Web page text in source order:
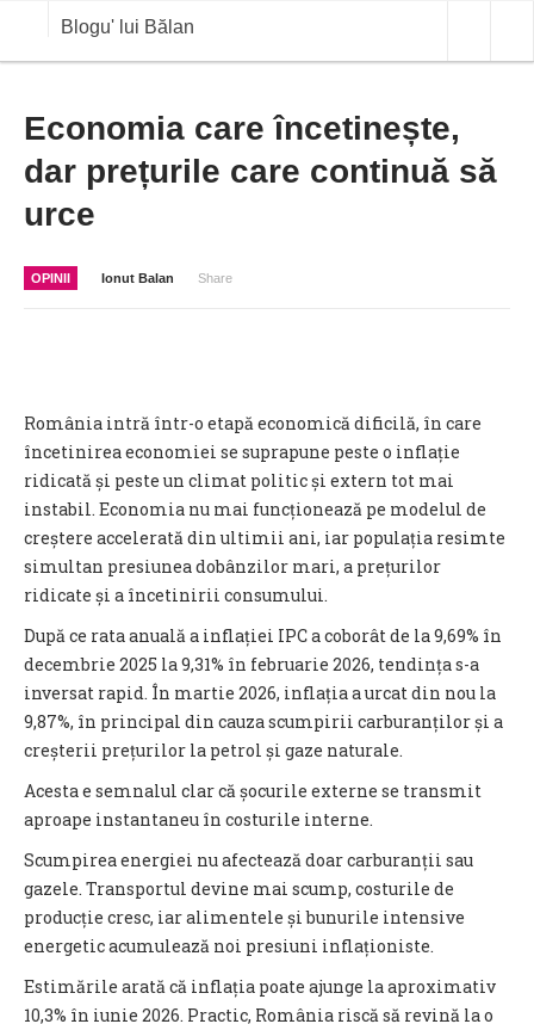
Blogu' lui Bălan
ANALIZE
BLOG IN DIALOG
Economia care încetinește,
dar prețurile care continuă să
urce
OPINII Ionut Balan Share
România intră într-o etapă economică dificilă, în care
încetinirea economiei se suprapune peste o inflație
ridicată și peste un climat politic și extern tot mai
instabil. Economia nu mai funcționează pe modelul de
creștere accelerată din ultimii ani, iar populația resimte
simultan presiunea dobânzilor mari, a prețurilor
ridicate și a încetinirii consumului.
După ce rata anuală a inflației IPC a coborât de la 9,69% în
decembrie 2025 la 9,31% în februarie 2026, tendința s-a
inversat rapid. În martie 2026, inflația a urcat din nou la
9,87%, în principal din cauza scumpirii carburanților și a
creșterii prețurilor la petrol și gaze naturale.
Acesta e semnalul clar că șocurile externe se transmit
aproape instantaneu în costurile interne.
Scumpirea energiei nu afectează doar carburanții sau
gazele. Transportul devine mai scump, costurile de
producție cresc, iar alimentele și bunurile intensive
energetic acumulează noi presiuni inflaționiste.
Estimările arată că inflația poate ajunge la aproximativ
10,3% în iunie 2026. Practic, România riscă să revină la o